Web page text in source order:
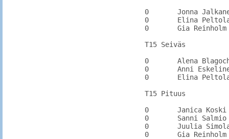
0	Jonna Jalkanen	KarhKa		1.38
0	Elina Peltola	LUM	1.32	1.32
0	Gia Reinholm	KarhKa		1.40
T15 Seiväs
0	Alena Blagochevskaya RUS	3.00	3.00
0	Anni Eskelinen	LahdA	2.70	2.80
0	Elina Peltola	LUM	2.60	2.60
T15 Pituus
0	Janica Koski	KarhU
0	Sanni Salmio	KuusKi	5.09	5.09
0	Juulia Simola	KarhU		4.63
0	Gia Reinholm	KarhKa	4.59	4.59